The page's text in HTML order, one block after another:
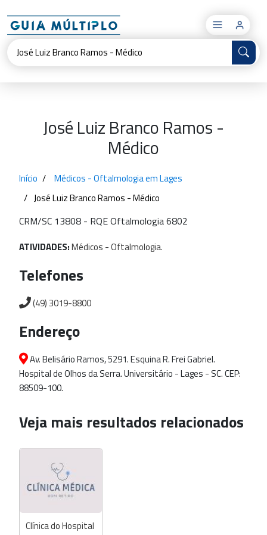
×
José Luiz Branco Ramos -
Médico
Início
Médicos - Oftalmologia em Lages
José Luiz Branco Ramos - Médico
CRM/SC 13808 - RQE Oftalmologia 6802
ATIVIDADES:Médicos -Oftalmologia.
Telefones
(49) 3019-8800
Endereço
Av. Belisário Ramos, 5291. Esquina R. Frei Gabriel.
Hospital de Olhos da Serra. Universitário - Lages - SC. CEP:
88509-100.
Veja mais resultados relacionados
Clínica do Hospital